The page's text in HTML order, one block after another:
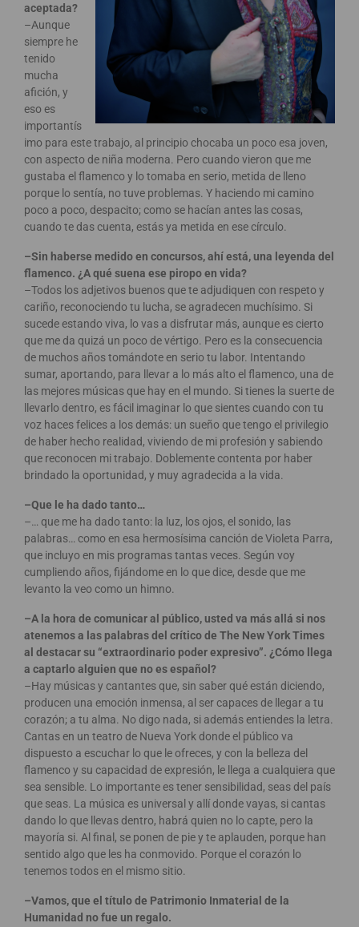
aceptada?
–Aunque
siempre he
tenido
mucha
afición, y
eso es
importantís
imo para este trabajo, al principio chocaba un poco esa joven,
con aspecto de niña moderna. Pero cuando vieron que me
gustaba el flamenco y lo tomaba en serio, metida de lleno
porque lo sentía, no tuve problemas. Y haciendo mi camino
poco a poco, despacito; como se hacían antes las cosas,
cuando te das cuenta, estás ya metida en ese círculo.
–Sin haberse medido en concursos, ahí está, una leyenda del
flamenco. ¿A qué suena ese piropo en vida?
–Todos los adjetivos buenos que te adjudiquen con respeto y
cariño, reconociendo tu lucha, se agradecen muchísimo. Si
sucede estando viva, lo vas a disfrutar más, aunque es cierto
que me da quizá un poco de vértigo. Pero es la consecuencia
de muchos años tomándote en serio tu labor. Intentando
sumar, aportando, para llevar a lo más alto el flamenco, una de
las mejores músicas que hay en el mundo. Si tienes la suerte de
llevarlo dentro, es fácil imaginar lo que sientes cuando con tu
voz haces felices a los demás: un sueño que tengo el privilegio
de haber hecho realidad, viviendo de mi profesión y sabiendo
que reconocen mi trabajo. Doblemente contenta por haber
brindado la oportunidad, y muy agradecida a la vida.
–Que le ha dado tanto…
–… que me ha dado tanto: la luz, los ojos, el sonido, las
palabras… como en esa hermosísima canción de Violeta Parra,
que incluyo en mis programas tantas veces. Según voy
cumpliendo años, fijándome en lo que dice, desde que me
levanto la veo como un himno.
–A la hora de comunicar al público, usted va más allá si nos
atenemos a las palabras del crítico de The New York Times
al destacar su “extraordinario poder expresivo”. ¿Cómo llega
a captarlo alguien que no es español?
–Hay músicas y cantantes que, sin saber qué están diciendo,
producen una emoción inmensa, al ser capaces de llegar a tu
corazón; a tu alma. No digo nada, si además entiendes la letra.
Cantas en un teatro de Nueva York donde el público va
dispuesto a escuchar lo que le ofreces, y con la belleza del
flamenco y su capacidad de expresión, le llega a cualquiera que
sea sensible. Lo importante es tener sensibilidad, seas del país
que seas. La música es universal y allí donde vayas, si cantas
dando lo que llevas dentro, habrá quien no lo capte, pero la
mayoría si. Al final, se ponen de pie y te aplauden, porque han
sentido algo que les ha conmovido. Porque el corazón lo
tenemos todos en el mismo sitio.
–Vamos, que el título de Patrimonio Inmaterial de la
Humanidad no fue un regalo.